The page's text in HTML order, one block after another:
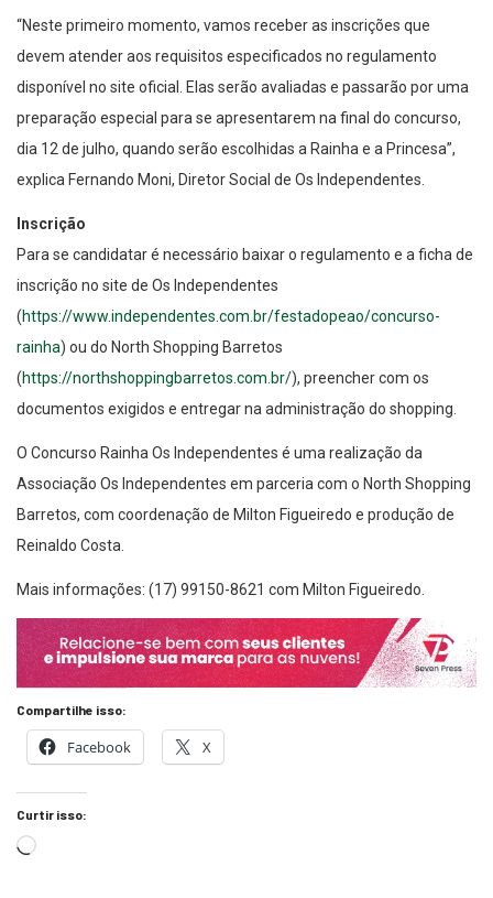
“Neste primeiro momento, vamos receber as inscrições que
devem atender aos requisitos especificados no regulamento
disponível no site oficial. Elas serão avaliadas e passarão por uma
preparação especial para se apresentarem na final do concurso,
dia 12 de julho, quando serão escolhidas a Rainha e a Princesa”,
explica Fernando Moni, Diretor Social de Os Independentes.
Inscrição
Para se candidatar é necessário baixar o regulamento e a ficha de
inscrição no site de Os Independentes
(https://www.independentes.com.br/festadopeao/concurso-
rainha) ou do North Shopping Barretos
(https://northshoppingbarretos.com.br/), preencher com os
documentos exigidos e entregar na administração do shopping.
O Concurso Rainha Os Independentes é uma realização da
Associação Os Independentes em parceria com o North Shopping
Barretos, com coordenação de Milton Figueiredo e produção de
Reinaldo Costa.
Mais informações: (17) 99150-8621 com Milton Figueiredo.
Compartilhe isso:
Facebook X
Curtir isso: